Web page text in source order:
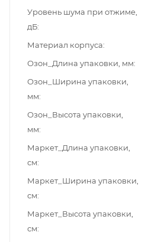
Уровень шума при отжиме,
дБ
Материал корпуса
Озон_Длина упаковки, мм
Озон_Ширина упаковки,
мм
Озон_Высота упаковки,
мм
Маркет_Длина упаковки,
см
Маркет_Ширина упаковки,
см
Маркет_Высота упаковки,
см